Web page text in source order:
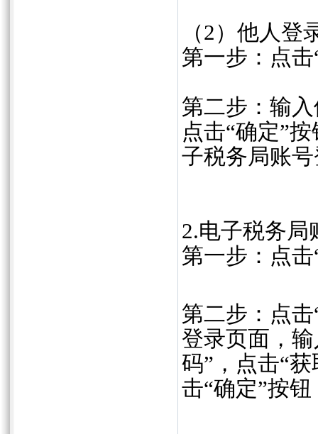
（2）他人
第一步：点
第二步：输
点击“确定”
子税务局账
2.电子税务局
第一步：点
第二步：点
登录页面，输
码”，点击“
击“确定”按钮